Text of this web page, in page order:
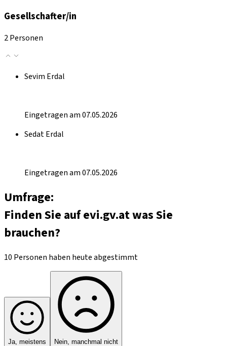
Gesellschafter/in
2 Personen
Sevim Erdal
Eingetragen am 07.05.2026
Sedat Erdal
Eingetragen am 07.05.2026
Umfrage:
Finden Sie auf evi.gv.at was Sie
brauchen?
10 Personen haben heute abgestimmt
Ja, meistens Nein, manchmal nicht